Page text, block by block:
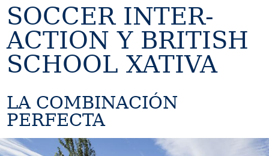
SOCCER INTER-
ACTION Y BRITISH
SCHOOL XATIVA
LA COMBINACIÓN
PERFECTA